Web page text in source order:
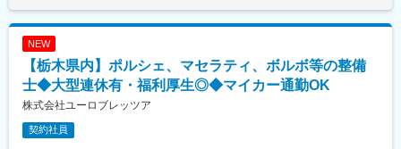
創立から20年以上、貴金属・宝飾品を全国の店舗を通じて仕入・
に当社の相場情報をご利用いただくなど、業界内で広く認知され
ています。
チームワークを重視し、店舗間で情報を共有する文化がありま
す。少数体制のため現場の声が届きやすく、判断を運営に反映し
やすい環境です。
■キャリア
NEW
【栃木県内】ポルシェ、マセラティ、ボルボ等の整備
士◆大型連休有・福利厚生◎◆マイカー通勤OK
株式会社ユーロブレッツア
契約社員